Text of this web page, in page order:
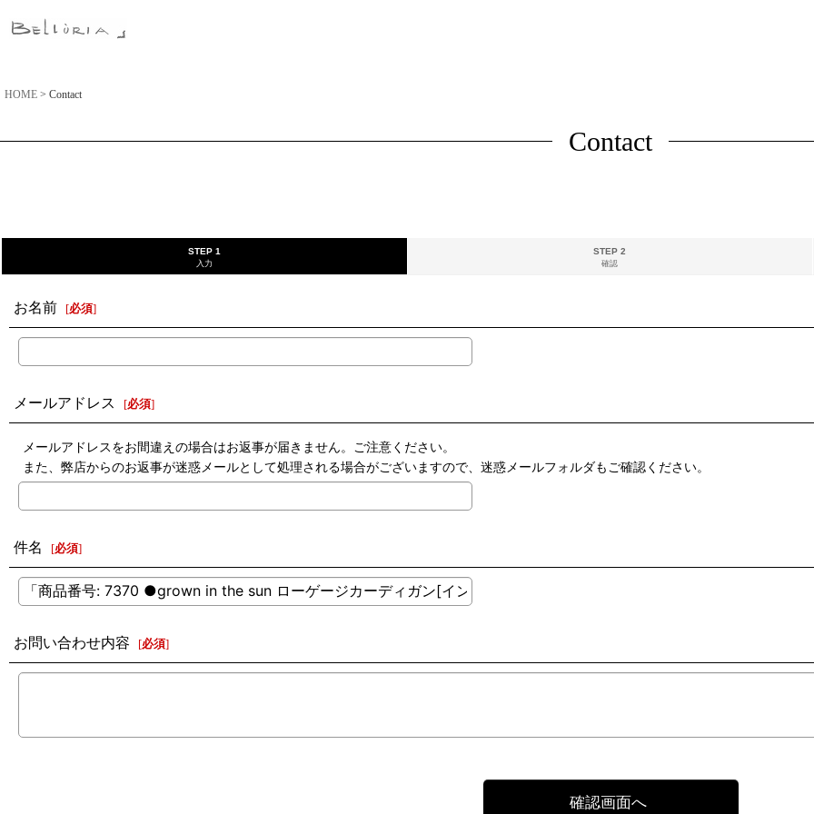
HOME > Contact
Contact
STEP 1
入力
STEP 2
確認
お名前 [必須]
メールアドレス [必須]
メールアドレスをお間違えの場合はお返事が届きません。ご注意ください。
また、弊店からのお返事が迷惑メールとして処理される場合がございますので、迷惑メールフォルダもご確認ください。
件名 [必須]
お問い合わせ内容 [必須]
確認画面へ